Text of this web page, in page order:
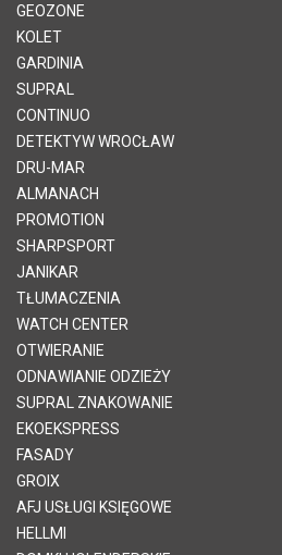
GEOZONE
KOLET
GARDINIA
SUPRAL
CONTINUO
DETEKTYW WROCŁAW
DRU-MAR
ALMANACH
PROMOTION
SHARPSPORT
JANIKAR
TŁUMACZENIA
WATCH CENTER
OTWIERANIE
ODNAWIANIE ODZIEŻY
SUPRAL ZNAKOWANIE
EKOEKSPRESS
FASADY
GROIX
AFJ USŁUGI KSIĘGOWE
HELLMI